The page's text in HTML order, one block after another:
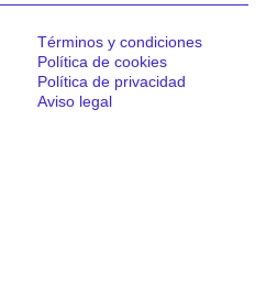
Términos y condiciones
Política de cookies
Política de privacidad
Aviso legal